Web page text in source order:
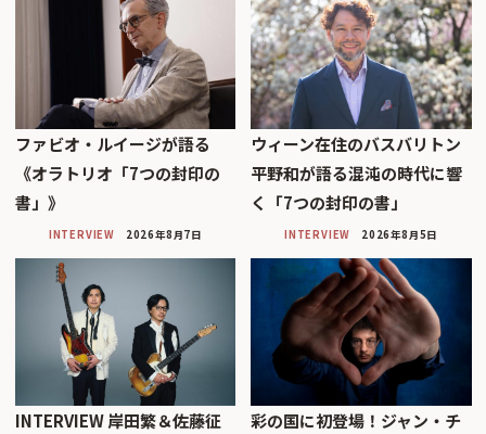
ファビオ・ルイージが語る
《オラトリオ「7つの封印の
書」》
INTERVIEW 2026年8月7日
ウィーン在住のバスバリトン
平野和が語る混沌の時代に響
く「7つの封印の書」
INTERVIEW 2026年8月5日
INTERVIEW 岸田繁＆佐藤征
彩の国に初登場！ジャン・チ